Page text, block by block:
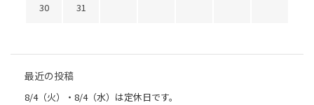
30
31
最近の投稿
8/4（火）・8/4（水）は定休日です。